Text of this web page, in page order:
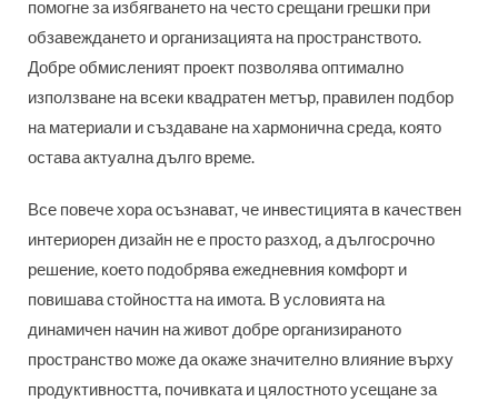
помогне за избягването на често срещани грешки при
обзавеждането и организацията на пространството.
Добре обмисленият проект позволява оптимално
използване на всеки квадратен метър, правилен подбор
на материали и създаване на хармонична среда, която
остава актуална дълго време.
Все повече хора осъзнават, че инвестицията в качествен
интериорен дизайн не е просто разход, а дългосрочно
решение, което подобрява ежедневния комфорт и
повишава стойността на имота. В условията на
динамичен начин на живот добре организираното
пространство може да окаже значително влияние върху
продуктивността, почивката и цялостното усещане за